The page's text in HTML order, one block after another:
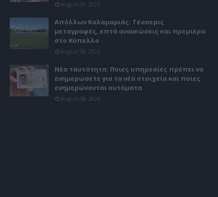
August 09, 2026
Απόλλων Καλαμαριάς: Τέσσερις
μεταγραφές, επτά ανανεώσεις και πρεμιέρα
στο Κύπελλο
August 08, 2026
Νέα ταυτότητα: Ποιες υπηρεσίες πρέπει να
ενημερώσετε για τα νέα στοιχεία και ποιες
ενημερώνονται αυτόματα
August 08, 2026